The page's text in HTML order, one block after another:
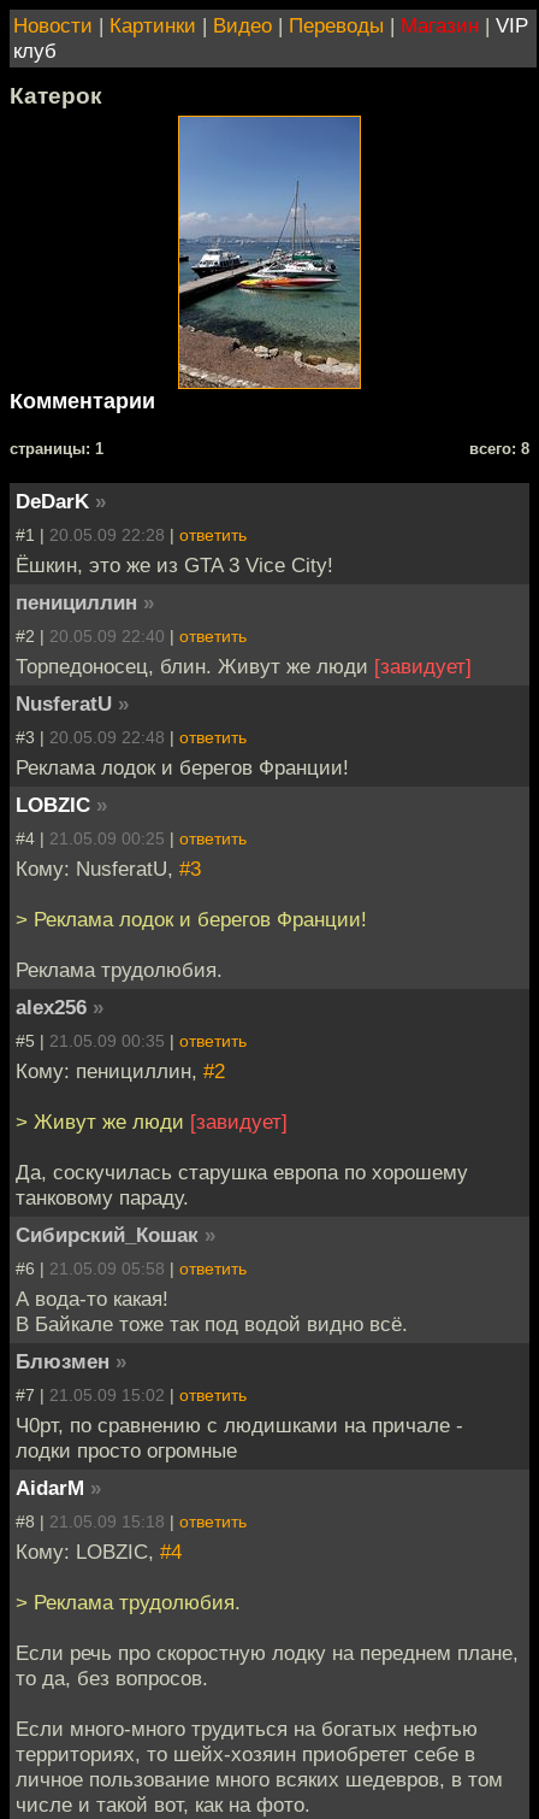
Новости | Картинки | Видео | Переводы | Магазин | VIP
клуб
Катерок
Комментарии
cтраницы: 1 всего: 8
DeDarK »
#1 | 20.05.09 22:28 | ответить
Ёшкин, это же из GTA 3 Vice City!
пенициллин »
#2 | 20.05.09 22:40 | ответить
Торпедоносец, блин. Живут же люди [завидует]
NusferatU »
#3 | 20.05.09 22:48 | ответить
Реклама лодок и берегов Франции!
LOBZIC »
#4 | 21.05.09 00:25 | ответить
Кому: NusferatU, #3
> Реклама лодок и берегов Франции!
Реклама трудолюбия.
alex256 »
#5 | 21.05.09 00:35 | ответить
Кому: пенициллин, #2
> Живут же люди [завидует]
Да, соскучилась старушка европа по хорошему
танковому параду.
Сибирский_Кошак »
#6 | 21.05.09 05:58 | ответить
А вода-то какая!
В Байкале тоже так под водой видно всё.
Блюзмен »
#7 | 21.05.09 15:02 | ответить
Ч0рт, по сравнению с людишками на причале -
лодки просто огромные
AidarM »
#8 | 21.05.09 15:18 | ответить
Кому: LOBZIC, #4
> Реклама трудолюбия.
Если речь про скоростную лодку на переднем плане,
то да, без вопросов.
Если много-много трудиться на богатых нефтью
территориях, то шейх-хозяин приобретет себе в
личное пользование много всяких шедевров, в том
числе и такой вот, как на фото.